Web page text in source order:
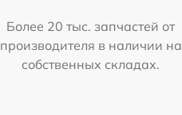
Более 20 тыс. запчастей от
производителя в наличии на
собственных складах.